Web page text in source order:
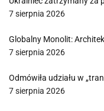
7 sierpnia 2026
Globalny Monolit:
7 sierpnia 2026
Odmówiła udziału w
7 sierpnia 2026